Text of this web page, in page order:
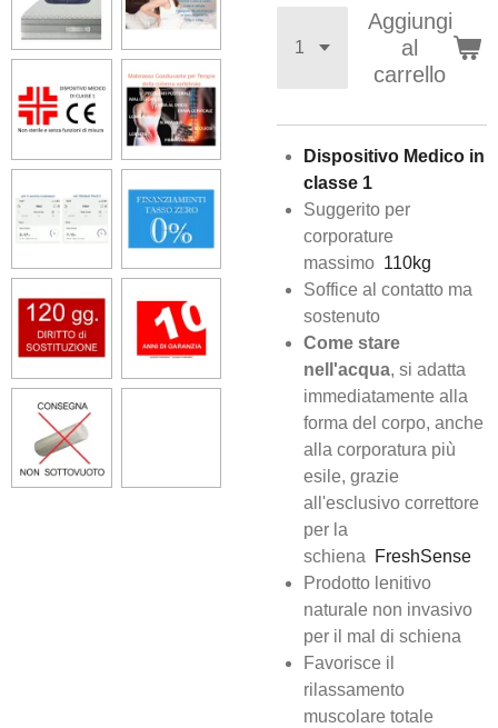
Aggiungi
al
carrello
Dispositivo Medico in
classe 1
Suggerito per
corporature
massimo 110kg
Soffice al contatto ma
sostenuto
Come stare
nell'acqua, si adatta
immediatamente alla
forma del corpo, anche
alla corporatura più
esile, grazie
all'esclusivo correttore
per la
schiena
FreshSense
Prodotto lenitivo
naturale non invasivo
per il mal di schiena
Favorisce il
rilassamento
muscolare totale